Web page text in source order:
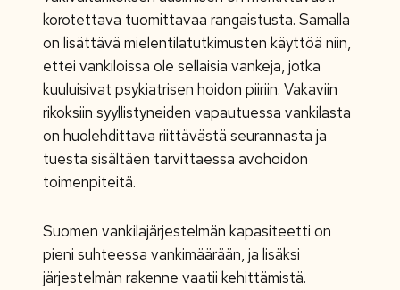
korotettava tuomittavaa rangaistusta. Samalla
on lisättävä mielentilatutkimusten käyttöä niin,
ettei vankiloissa ole sellaisia vankeja, jotka
kuuluisivat psykiatrisen hoidon piiriin. Vakaviin
rikoksiin syyllistyneiden vapautuessa vankilasta
on huolehdittava riittävästä seurannasta ja
tuesta sisältäen tarvittaessa avohoidon
toimenpiteitä.
Suomen vankilajärjestelmän kapasiteetti on
pieni suhteessa vankimäärään, ja lisäksi
järjestelmän rakenne vaatii kehittämistä.